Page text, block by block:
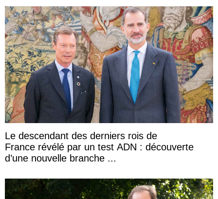
Le descendant des derniers rois de
France révélé par un test ADN : découverte
d’une nouvelle branche ...